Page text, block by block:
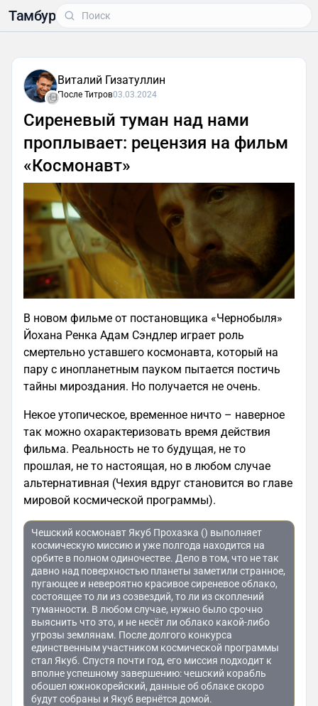
Тамбур
Виталий Гизатуллин
После Титров03.03.2024
Сиреневый туман над нами
проплывает: рецензия на фильм
«Космонавт»
В новом фильме от постановщика «Чернобыля»
Йохана Ренка Адам Сэндлер играет роль
смертельно уставшего космонавта, который на
пару с инопланетным пауком пытается постичь
тайны мироздания. Но получается не очень.
Некое утопическое, временное ничто – наверное
так можно охарактеризовать время действия
фильма. Реальность не то будущая, не то
прошлая, не то настоящая, но в любом случае
альтернативная (Чехия вдруг становится во главе
мировой космической программы).
Чешский космонавт Якуб Прохазка () выполняет
космическую миссию и уже полгода находится на
орбите в полном одиночестве. Дело в том, что не так
давно над поверхностью планеты заметили странное,
пугающее и невероятно красивое сиреневое облако,
состоящее то ли из созвездий, то ли из скоплений
туманности. В любом случае, нужно было срочно
выяснить что это, и не несёт ли облако какой-либо
угрозы землянам. После долгого конкурса
единственным участником космической программы
стал Якуб. Спустя почти год, его миссия подходит к
вполне успешному завершению: чешский корабль
обошел южнокорейский, данные об облаке скоро
будут собраны и Якуб вернётся домой.